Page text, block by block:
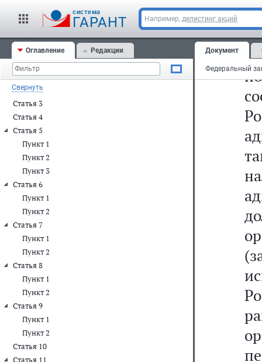
cистема
ГАРАНТ Например, делистинг акций
Оглавление Редакции
Свернуть
Пункт 2
Пункт 3
Пункт 4
Пункт 5
Пункт 6
Статья 2
Статья 3
Статья 4
Статья 5
Пункт 1
Пункт 2
Пункт 3
Статья 6
Пункт 1
Пункт 2
Статья 7
Пункт 1
Пункт 2
Статья 8
Пункт 1
Пункт 2
Статья 9
Пункт 1
Пункт 2
Статья 10
Статья 11
Документ